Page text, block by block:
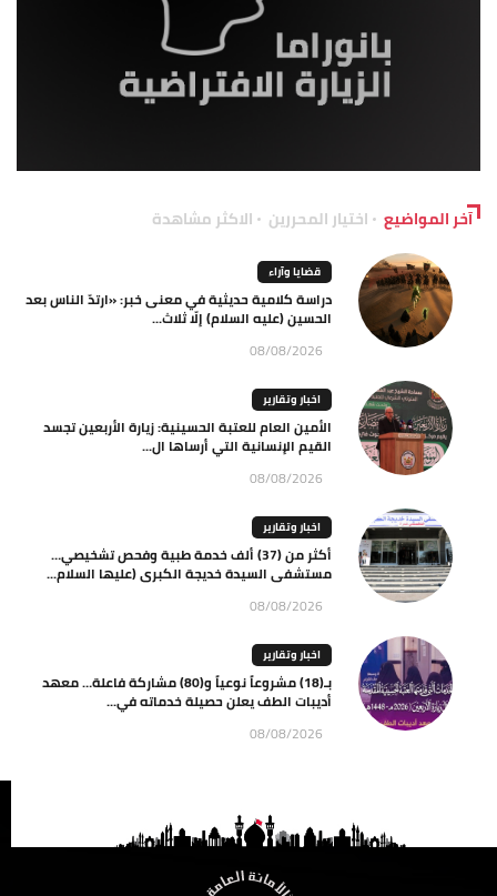
آخر المواضيع اختيار المحررين الاكثر مشاهدة
قضايا وآراء
دراسة كلامية حديثية في معنى خبر: «ارتدّ الناس بعد
الحسين (عليه السلام) إلّا ثلاث...
08/08/2026
اخبار وتقارير
الأمين العام للعتبة الحسينية: زيارة الأربعين تجسد
القيم الإنسانية التي أرساها ال...
08/08/2026
اخبار وتقارير
أكثر من (37) ألف خدمة طبية وفحص تشخيصي…
مستشفى السيدة خديجة الكبرى (عليها السلام...
08/08/2026
اخبار وتقارير
بـ(18) مشروعاً نوعياً و(80) مشاركة فاعلة… معهد
أديبات الطف يعلن حصيلة خدماته في...
08/08/2026